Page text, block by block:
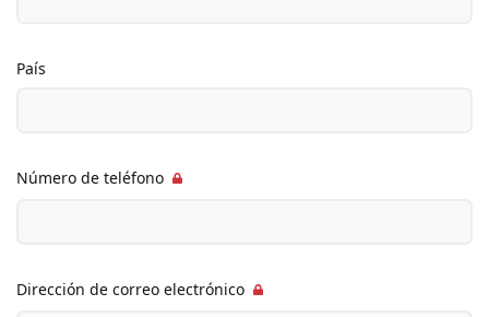
País
Número de teléfono
Dirección de correo electrónico